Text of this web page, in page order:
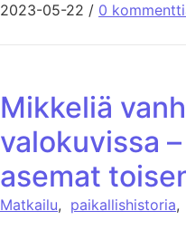
2023-05-22 / 0
Mikkeliä
valokuvissa
asemat
Matkailu, paikallishistoria,